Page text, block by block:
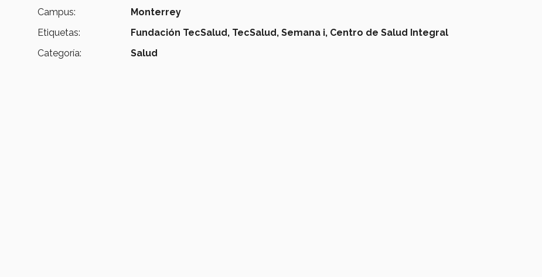
Campus:
Monterrey
Etiquetas:
Fundación TecSalud, TecSalud, Semana i, Centro de Salud Integral
Categoría:
Salud